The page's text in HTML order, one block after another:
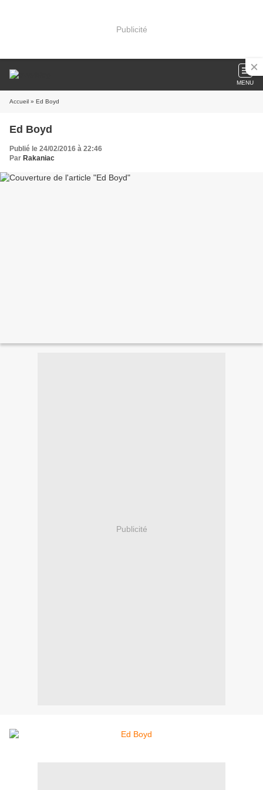
Publicité
MENU
Accueil » Ed Boyd
Ed Boyd
Publié le 24/02/2016 à 22:46
Par Rakaniac
Publicité